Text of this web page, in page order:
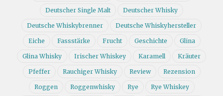
Deutscher Single Malt Deutscher Whisky
Deutsche Whiskybrenner Deutsche Whiskyhersteller
Eiche Fassstärke Frucht Geschichte Glina
Glina Whisky Irischer Whiskey Karamell Kräuter
Pfeffer Rauchiger Whisky Review Rezension
Roggen Roggenwhisky Rye Rye Whiskey